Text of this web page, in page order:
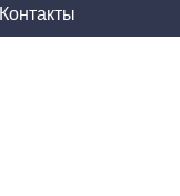
Контакты